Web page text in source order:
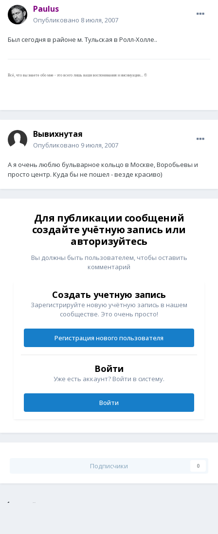
Paulus
Опубликовано 8 июля, 2007
Был сегодня в районе м. Тульская в Ролл-Холле..
Всё, что вы знаете обо мне - это всего лишь ваши воспоминания и инсинуации... ©
Вывихнутая
Опубликовано 9 июля, 2007
А я очень люблю бульварное кольцо в Москве, Воробьевы и
просто центр. Куда бы не пошел - везде красиво)
Для публикации сообщений
создайте учётную запись или
авторизуйтесь
Вы должны быть пользователем, чтобы оставить
комментарий
Создать учетную запись
Зарегистрируйте новую учётную запись в нашем
сообществе. Это очень просто!
Регистрация нового пользователя
Войти
Уже есть аккаунт? Войти в систему.
Войти
Подписчики 0
Перейти к списку тем